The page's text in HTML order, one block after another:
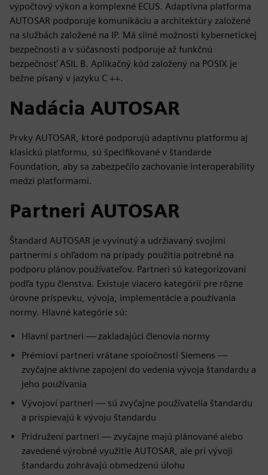
výpočtový výkon a komplexné ECUS. Adaptívna platforma
AUTOSAR podporuje komunikáciu a architektúry založené
na službách založené na IP. Má silné možnosti kybernetickej
bezpečnosti a v súčasnosti podporuje až funkčnú
bezpečnosť ASIL B. Aplikačný kód založený na POSIX je
bežne písaný v jazyku C ++.
Nadácia AUTOSAR
Prvky AUTOSAR, ktoré podporujú adaptívnu platformu aj
klasickú platformu, sú špecifikované v štandarde
Foundation, aby sa zabezpečilo zachovanie interoperability
medzi platformami.
Partneri AUTOSAR
Štandard AUTOSAR je vyvinutý a udržiavaný svojimi
partnermi s ohľadom na prípady použitia potrebné na
podporu plánov používateľov. Partneri sú kategorizovaní
podľa typu členstva. Existuje viacero kategórií pre rôzne
úrovne príspevku, vývoja, implementácie a používania
normy. Hlavné kategórie sú:
Hlavní partneri — zakladajúci členovia normy
Prémioví partneri vrátane spoločnosti Siemens —
zvyčajne aktívne zapojení do vedenia vývoja štandardu a
jeho používania
Vývojoví partneri — sú zvyčajne používatelia štandardu
a prispievajú k vývoju štandardu
Pridružení partneri — zvyčajne majú plánované alebo
zavedené výrobné využitie AUTOSAR, ale pri vývoji
štandardu zohrávajú obmedzenú úlohu